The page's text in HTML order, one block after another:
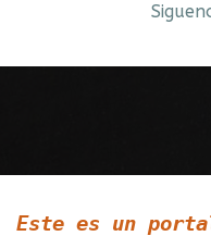
Este es un